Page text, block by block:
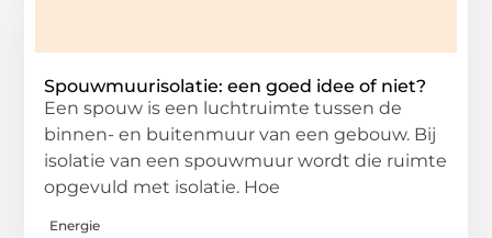
Spouwmuurisolatie: een goed idee of niet?
Een spouw is een luchtruimte tussen de
binnen- en buitenmuur van een gebouw. Bij
isolatie van een spouwmuur wordt die ruimte
opgevuld met isolatie. Hoe
Energie